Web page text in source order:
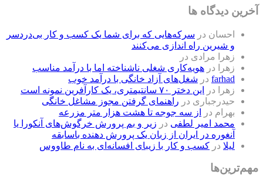
آخرین دیدگاه ها
احسان در سرکه‌هایی که برای شما یک کسب و کار بی‌دردسر
و شیرین راه اندازی می‌کنند
زهرا مرادی در
زهرا
در هویه‌کاری شغلی ناشناخته اما با درآمد مناسب
farhad در شغل‌های آزاد خانگی با درآمد خوب
زهرا
در
این دختر ۷۰ سانتیمتری، یک کارآفرین نمونه است
حیدرجباری در راهنمای گرفتن مجوز مشاغل خانگی
بهرام در
از سه جوجه تا هشت هزار متر مزرعه
محمد امیر لطفی در زیر و بم پرورش خرگوش‌های آنکورا یا
آنغوره در ایران از زبان یک پرورش دهنده باسابقه
لیلا در کسب و کار با زیبای افسانه‌ای به نام طاووس
مهم‌ترین‌ها